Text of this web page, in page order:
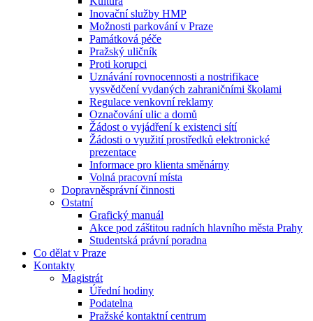
Inovační služby HMP
Možnosti parkování v Praze
Památková péče
Pražský uličník
Proti korupci
Uznávání rovnocennosti a nostrifikace
vysvědčení vydaných zahraničními školami
Regulace venkovní reklamy
Označování ulic a domů
Žádost o vyjádření k existenci sítí
Žádosti o využití prostředků elektronické
prezentace
Informace pro klienta směnárny
Volná pracovní místa
Dopravněsprávní činnosti
Ostatní
Grafický manuál
Akce pod záštitou radních hlavního města Prahy
Studentská právní poradna
Co dělat v Praze
Kontakty
Magistrát
Úřední hodiny
Podatelna
Pražské kontaktní centrum